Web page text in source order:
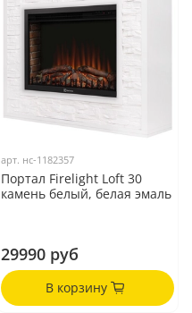
арт. нс-1182357
Портал Firelight Loft 30
камень белый, белая эмаль
29990 руб
В корзину